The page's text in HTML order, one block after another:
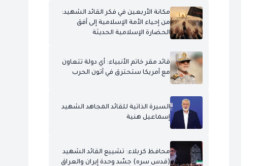
مكانة الأربعين في فكر القائد الشهيد:
من إحياء الأمة الإسلامية إلى أفق
الحضارة الإسلامية الحديثة
قائد مقر خاتم الأنبياء: أي دولة تتعاون
مع أمريكا ستحترق في أتون الحرب
السيرة الذاتية للقائد المجاهد الشهيد
إسماعيل هنية
محافظ كربلاء: تشييع القائد الشهيد
(قدس سره) جسّد وحدة إيران والعراق